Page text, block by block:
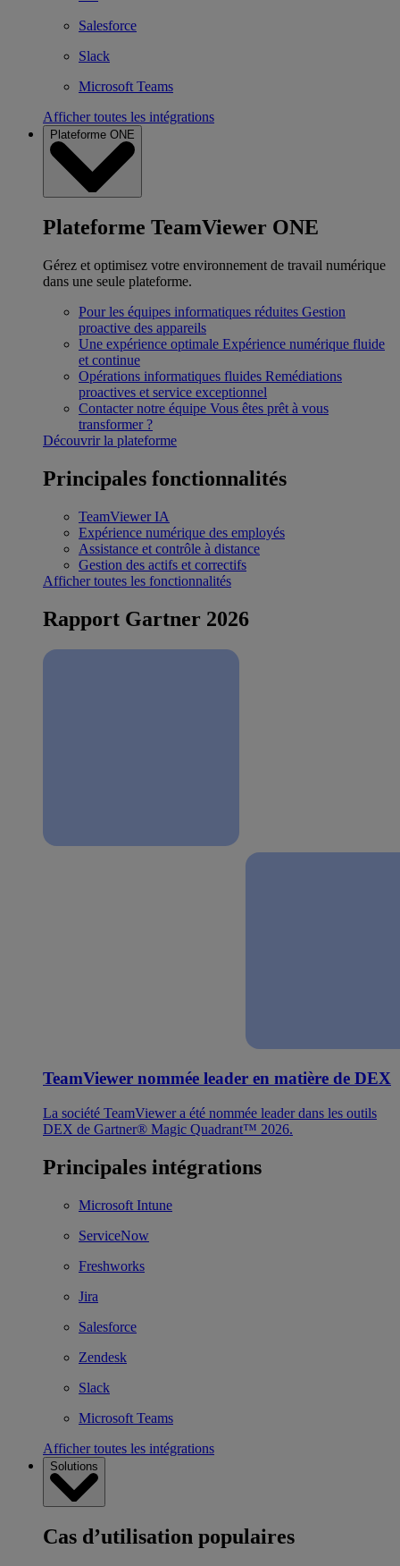
Salesforce
Slack
Microsoft Teams
Afficher toutes les intégrations
Plateforme ONE
Plateforme TeamViewer ONE
Gérez et optimisez votre environnement de travail numérique
dans une seule plateforme.
Pour les équipes informatiques réduites Gestion
proactive des appareils
Une expérience optimale Expérience numérique fluide
et continue
Opérations informatiques fluides Remédiations
proactives et service exceptionnel
Contacter notre équipe Vous êtes prêt à vous
transformer ?
Découvrir la plateforme
Principales fonctionnalités
TeamViewer IA
Expérience numérique des employés
Assistance et contrôle à distance
Gestion des actifs et correctifs
Afficher toutes les fonctionnalités
Rapport Gartner 2026
TeamViewer nommée leader en matière de DEX
La société TeamViewer a été nommée leader dans les outils
DEX de Gartner® Magic Quadrant™ 2026.
Principales intégrations
Microsoft Intune
ServiceNow
Freshworks
Jira
Salesforce
Zendesk
Slack
Microsoft Teams
Afficher toutes les intégrations
Solutions
Cas d’utilisation populaires